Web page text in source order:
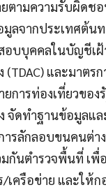
ตามความรับผิดช
ลจากประเทศต้น
สอบบุคคลในบัญชี
(TDAC) และมาต
การท่องเที่ยวของ
จัดทำฐานข้อมูลแ
รลักลอบขนคนต่
กันตำรวจพื้นที่ เพื่
ครือข่าย และให้